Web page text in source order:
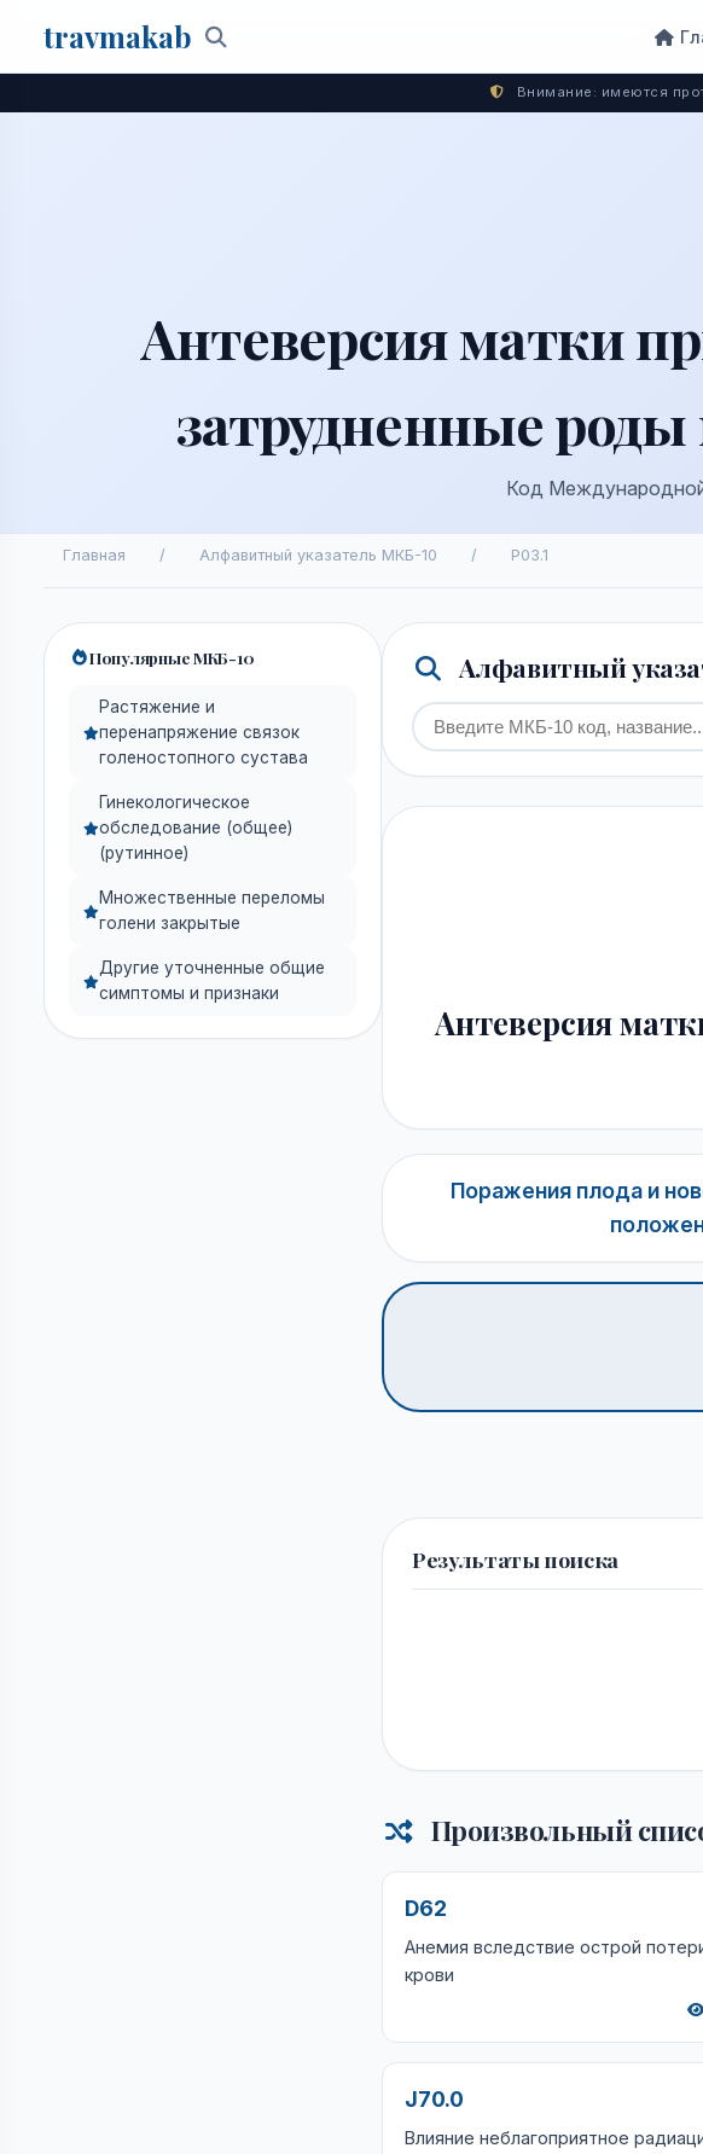
travmakab Поиск
Внимание: имеются
Антеверсия матки
затрудненные
Код Международной
Главная / Алфавитный указатель МКБ-10 / P03.1
Популярные МКБ-10
Растяжение и
перенапряжение связок
голеностопного сустава
Гинекологическое
обследование (общее)
(рутинное)
Множественные переломы
голени закрытые
Другие уточненные общие
симптомы и признаки
Алфавитный
Антеверсия
Поражения плода и
Результаты поиска
Произвольный
D62
Анемия вследствие острой
крови
J70.0
Влияние неблагоприятное